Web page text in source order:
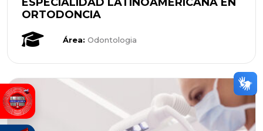
ORTODONCIA
Área:Odontologia